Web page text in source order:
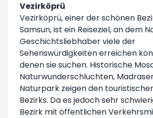
Vezirköprü
Vezirköprü, einer der schönen
Samsun, ist ein Reiseziel, an dem
Geschichtsliebhaber viele der
Sehenswürdigkeiten erreichen
denen sie suchen. Historische
Naturwunderschluchten,
Naturpark zeigen den
Bezirks. Da es jedoch sehr
Bezirk mit öffentlichen